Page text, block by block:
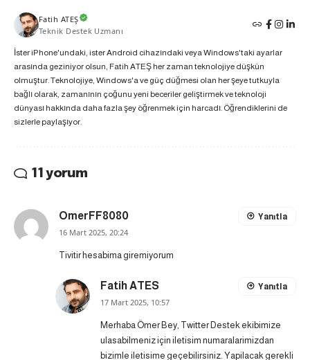
Fatih ATEŞ
Teknik Destek Uzmanı
İster iPhone'undaki, ister Android cihazındaki veya Windows'taki ayarlar
arasında geziniyor olsun, Fatih ATEŞ her zaman teknolojiye düşkün
olmuştur. Teknolojiye, Windows'a ve güç düğmesi olan her şeye tutkuyla
bağlı olarak, zamanının çoğunu yeni beceriler geliştirmek ve teknoloji
dünyası hakkında daha fazla şey öğrenmek için harcadı. Öğrendiklerini de
sizlerle paylaşıyor.
11 yorum
OmerFF8080
16 Mart 2025, 20:24
Tivitir hesabima giremiyorum
Yanıtla
Fatih ATES
17 Mart 2025, 10:57
Merhaba Ömer Bey, Twitter Destek ekibimize
ulasabilmeniz için iletisim numaralarimizdan
bizimle iletisime geçebilirsiniz. Yapilacak gerekli
Yanıtla